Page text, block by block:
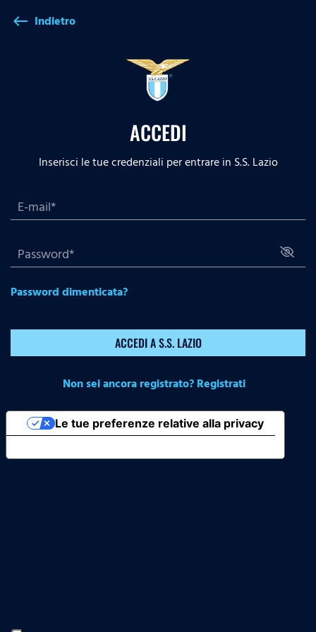
west Indietro
ACCEDI
Inserisci le tue credenziali per entrare in S.S. Lazio
Password dimenticata?
ACCEDI A S.S. LAZIO
Non sei ancora registrato? Registrati
Le tue preferenze relative alla privacy